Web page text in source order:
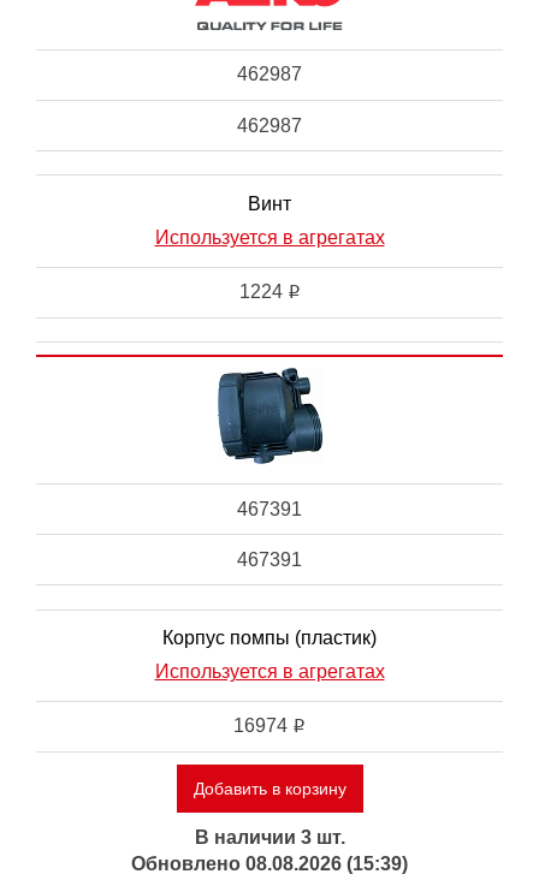
462987
462987
Винт
Используется в агрегатах
1224 i
467391
467391
Корпус помпы (пластик)
Используется в агрегатах
16974 i
Добавить в корзину
В наличии 3 шт.
Обновлено 08.08.2026 (15:39)